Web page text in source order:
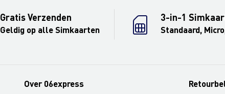
Gratis Verzenden
Geldig op alle Simkaarten
3-in-1
Standaard,
Over 06express